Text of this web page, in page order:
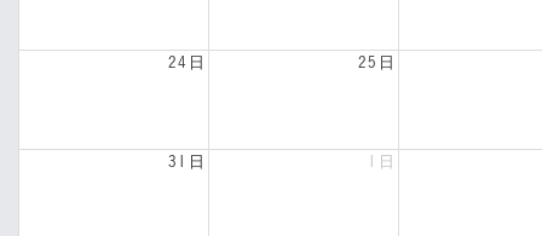
24日 25日
31日 1日